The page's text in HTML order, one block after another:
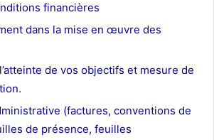
financières
dans la mise en œuvre des
de vos objectifs et mesure de
(factures, conventions de
de présence, feuilles